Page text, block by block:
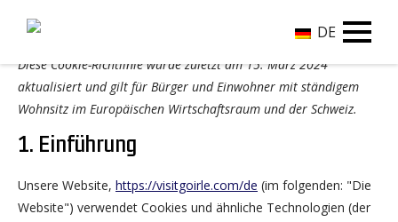
DE
Diese Cookie-Richtlinie wurde zuletzt am 15. März 2024
aktualisiert und gilt für Bürger und Einwohner mit ständigem
Wohnsitz im Europäischen Wirtschaftsraum und der Schweiz.
1. Einführung
Unsere Website, https://visitgoirle.com/de (im folgenden: "Die
Website") verwendet Cookies und ähnliche Technologien (der